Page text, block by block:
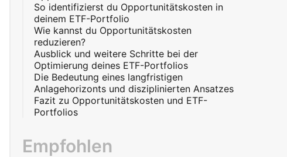
So identifizierst du Opportunitätskosten in
deinem ETF-Portfolio
Wie kannst du Opportunitätskosten
reduzieren?
Ausblick und weitere Schritte bei der
Optimierung deines ETF-Portfolios
Die Bedeutung eines langfristigen
Anlagehorizonts und disziplinierten Ansatzes
Fazit zu Opportunitätskosten und ETF-
Portfolios
Empfohlen